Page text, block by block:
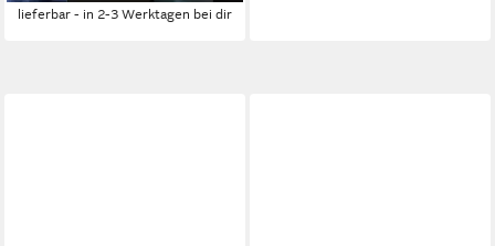
lieferbar - in 2-3 Werktagen bei dir